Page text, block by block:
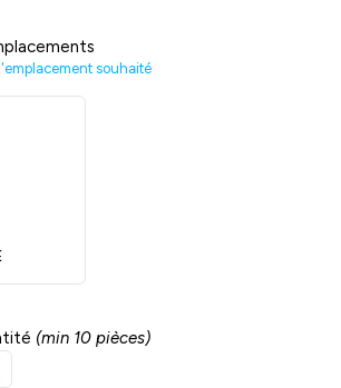
souhaité
(min 10 pièces)